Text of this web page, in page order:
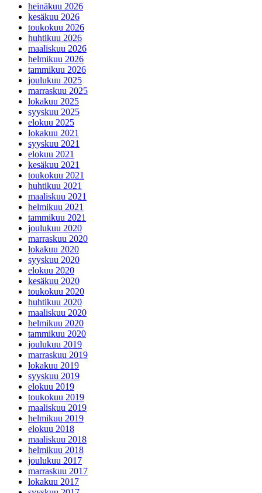
heinäkuu 2026
kesäkuu 2026
toukokuu 2026
huhtikuu 2026
maaliskuu 2026
helmikuu 2026
tammikuu 2026
joulukuu 2025
marraskuu 2025
lokakuu 2025
syyskuu 2025
elokuu 2025
lokakuu 2021
syyskuu 2021
elokuu 2021
kesäkuu 2021
toukokuu 2021
huhtikuu 2021
maaliskuu 2021
helmikuu 2021
tammikuu 2021
joulukuu 2020
marraskuu 2020
lokakuu 2020
syyskuu 2020
elokuu 2020
kesäkuu 2020
toukokuu 2020
huhtikuu 2020
maaliskuu 2020
helmikuu 2020
tammikuu 2020
joulukuu 2019
marraskuu 2019
lokakuu 2019
syyskuu 2019
elokuu 2019
toukokuu 2019
maaliskuu 2019
helmikuu 2019
elokuu 2018
maaliskuu 2018
helmikuu 2018
joulukuu 2017
marraskuu 2017
lokakuu 2017